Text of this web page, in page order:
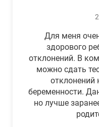
Для меня
здорового
отклонений. В
можно сдать
отклонений
беременности.
но лучше